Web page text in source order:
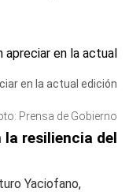
en la actual edición
Prensa de Gobierno
resiliencia del
Yaciofano,